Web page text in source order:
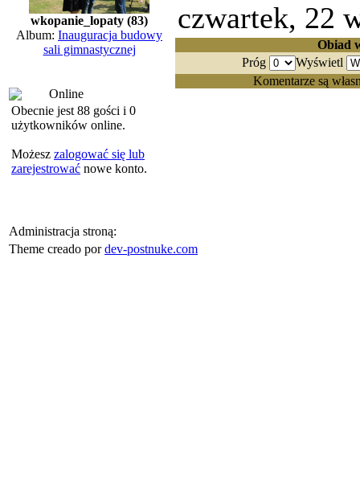
wkopanie_lopaty (83)
Album: Inauguracja budowy
sali gimnastycznej
Online
Obecnie jest 88 gości i 0
użytkowników online.
Możesz zalogować się lub
zarejestrować nowe konto.
czwartek, 22
Obiad
Próg
Wyświetl
Komentarze są
Administracja stroną:
Theme creado pordev-postnuke.com